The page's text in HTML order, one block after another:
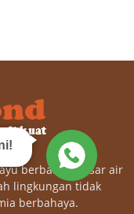
berbahan dasar air
lingkungan tidak
berbahaya.